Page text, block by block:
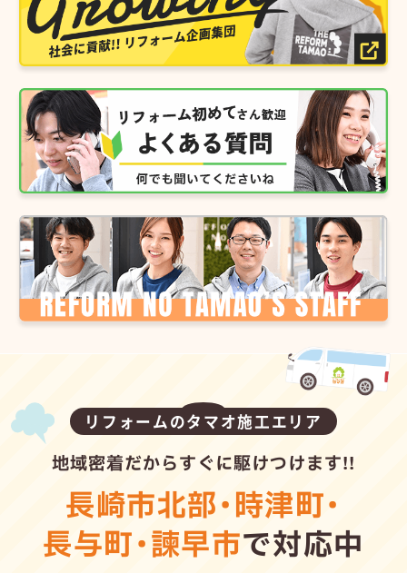
リフォームのタマオ施工エリア
地域密着だからすぐに駆けつけます!!
長崎市北部・時津町・
長与町・諫早市で対応中